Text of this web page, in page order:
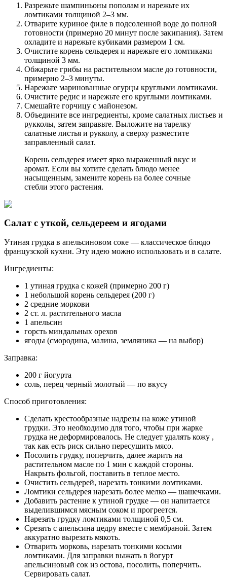
Разрежьте шампиньоны пополам и нарежьте их
ломтиками толщиной 2–3 мм.
Отварите куриное филе в подсоленной воде до полной
готовности (примерно 20 минут после закипания). Затем
охладите и нарежьте кубиками размером 1 см.
Очистите корень сельдерея и нарежьте его ломтиками
толщиной 3 мм.
Обжарьте грибы на растительном масле до готовности,
примерно 2–3 минуты.
Нарежьте маринованные огурцы круглыми ломтиками.
Очистите редис и нарежьте его круглыми ломтиками.
Смешайте горчицу с майонезом.
Объедините все ингредиенты, кроме салатных листьев и
рукколы, затем заправьте. Выложите на тарелку
салатные листья и рукколу, а сверху разместите
заправленный салат.
Корень сельдерея имеет ярко выраженный вкус и
аромат. Если вы хотите сделать блюдо менее
насыщенным, замените корень на более сочные
стебли этого растения.
Салат с уткой, сельдереем и ягодами
Утиная грудка в апельсиновом соке — классическое блюдо
французской кухни. Эту идею можно использовать и в салате.
Ингредиенты:
1 утиная грудка с кожей (примерно 200 г)
1 небольшой корень сельдерея (200 г)
2 средние моркови
2 ст. л. растительного масла
1 апельсин
горсть миндальных орехов
ягоды (смородина, малина, земляника — на выбор)
Заправка:
200 г йогурта
соль, перец черный молотый — по вкусу
Способ приготовления:
Сделать крестообразные надрезы на коже утиной
грудки. Это необходимо для того, чтобы при жарке
грудка не деформировалось. Не следует удалять кожу ,
так как есть риск сильно пересушить мясо.
Посолить грудку, поперчить, далее жарить на
растительном масле по 1 мин с каждой стороны.
Накрыть фольгой, поставить в теплое место.
Очистить сельдерей, нарезать тонкими ломтиками.
Ломтики сельдерея нарезать более мелко — шашечками.
Добавить растение к утиной грудке — он напитается
выделившимся мясным соком и прогреется.
Нарезать грудку ломтиками толщиной 0,5 см.
Срезать с апельсина цедру вместе с мембраной. Затем
аккуратно вырезать мякоть.
Отварить морковь, нарезать тонкими косыми
ломтиками. Для заправки выжать в йогурт
апельсиновый сок из остова, посолить, поперчить.
Сервировать салат.